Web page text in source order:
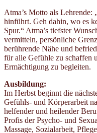
Atma’s Motto als
hinführt. Geh dahin, wo es
Spur.“ Atma’s tiefster
vermitteln, persönliche
berührende Nähe und
für alle Gefühle zu schaffen
Ermächtigung zu begleiten.
Ausbildung:
Im Herbst beginnt die
Gefühls- und Körperarbeit
helfender und heilender
Profis der Psycho- und
Massage, Sozialarbeit,